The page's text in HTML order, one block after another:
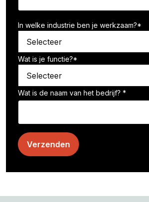
In welke industrie ben je werkzaam?*
Wat is je functie?*
Wat is de naam van het bedrijf? *